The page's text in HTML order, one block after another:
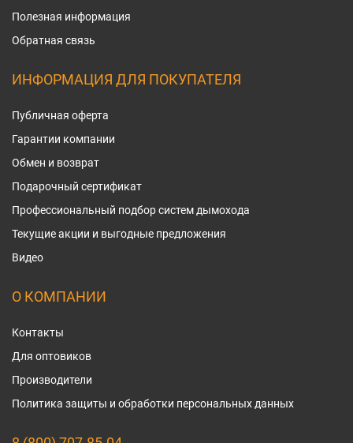
Полезная информация
Обратная связь
ИНФОРМАЦИЯ ДЛЯ ПОКУПАТЕЛЯ
Публичная оферта
Гарантии компании
Обмен и возврат
Подарочный сертификат
Профессиональный подбор систем дымохода
Текущие акции и выгодные предложения
Видео
О КОМПАНИИ
Контакты
Для оптовиков
Производители
Политика защиты и обработки персональных данных